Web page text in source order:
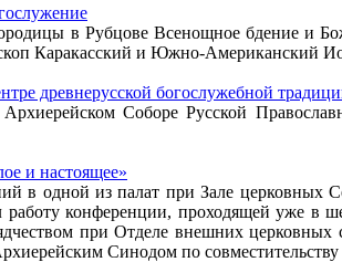
в Рубцове Всенощное бдение и
Каракасский и Южно-Американский
древнерусской богослужебной
Соборе Русской
и настоящее»
в одной из палат при Зале
конференции, проходящей уже в
при Отделе внешних церковных
Синодом по